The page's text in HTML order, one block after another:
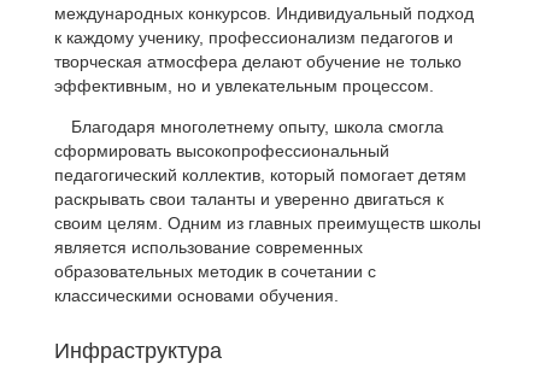
международных конкурсов. Индивидуальный подход
к каждому ученику, профессионализм педагогов и
творческая атмосфера делают обучение не только
эффективным, но и увлекательным процессом.
Благодаря многолетнему опыту, школа смогла
сформировать высокопрофессиональный
педагогический коллектив, который помогает детям
раскрывать свои таланты и уверенно двигаться к
своим целям. Одним из главных преимуществ школы
является использование современных
образовательных методик в сочетании с
классическими основами обучения.
Инфраструктура